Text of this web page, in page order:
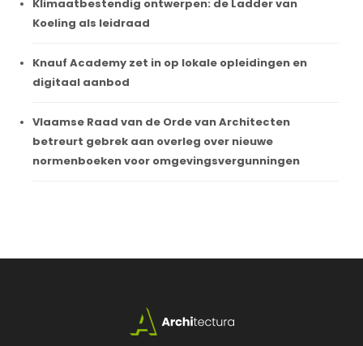
Klimaatbestendig ontwerpen: de Ladder van
Koeling als leidraad
Knauf Academy zet in op lokale opleidingen en
digitaal aanbod
Vlaamse Raad van de Orde van Architecten
betreurt gebrek aan overleg over nieuwe
normenboeken voor omgevingsvergunningen